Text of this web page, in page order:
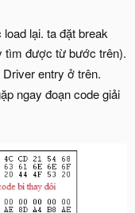
lại. ta đặt break
tìm được từ bước trên).
entry ở trên.
ngay đoạn code giải